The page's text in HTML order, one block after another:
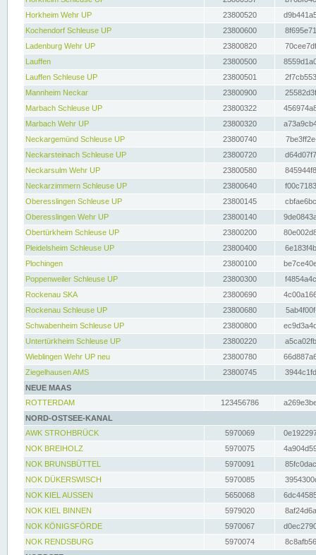
Horkheim Wehr UP
23800520
Kochendorf Schleuse UP
23800600
Ladenburg Wehr UP
23800820
Lauffen
23800500
Lauffen Schleuse UP
23800501
Mannheim Neckar
23800900
Marbach Schleuse UP
23800322
Marbach Wehr UP
23800320
Neckargemünd Schleuse UP
23800740
Neckarsteinach Schleuse UP
23800720
Neckarsulm Wehr UP
23800580
Neckarzimmern Schleuse UP
23800640
Oberesslingen Schleuse UP
23800145
Oberesslingen Wehr UP
23800140
Obertürkheim Schleuse UP
23800200
Pleidelsheim Schleuse UP
23800400
Plochingen
23800100
Poppenweiler Schleuse UP
23800300
Rockenau SKA
23800690
Rockenau Schleuse UP
23800680
Schwabenheim Schleuse UP
23800800
Untertürkheim Schleuse UP
23800220
Wieblingen Wehr UP neu
23800780
Ziegelhausen AMS
23800745
NEUE MAAS
ROTTERDAM
123456786
NORD-OSTSEE-KANAL
AWK STROHBRÜCK
5970069
NOK BREIHOLZ
5970075
NOK BRUNSBÜTTEL
5970091
NOK DÜKERSWISCH
5970085
NOK KIEL AUSSEN
5650068
NOK KIEL BINNEN
5979020
NOK KÖNIGSFÖRDE
5970067
NOK RENDSBURG
5970074